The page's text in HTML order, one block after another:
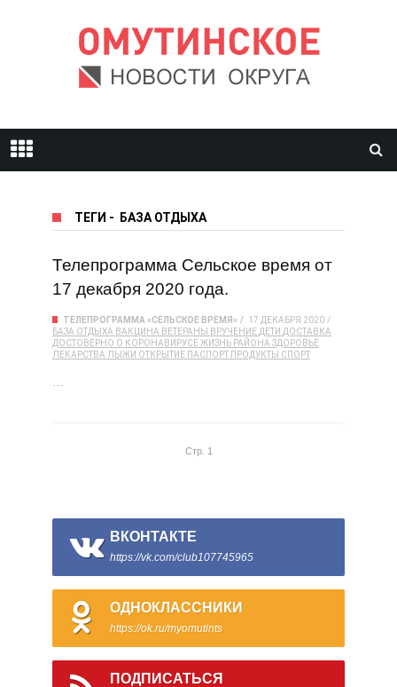
ТЕГИ - БАЗА ОТДЫХА
Телепрограмма Сельское время от
17 декабря 2020 года.
ТЕЛЕПРОГРАММА «СЕЛЬСКОЕ ВРЕМЯ»
17 ДЕКАБРЯ 2020
БАЗА ОТДЫХА ВАКЦИНА ВЕТЕРАНЫ ВРУЧЕНИЕ ДЕТИ ДОСТАВКА
ДОСТОВЕРНО О КОРОНАВИРУСЕЖИЗНЬ РАЙОНА ЗДОРОВЬЕ
ЛЕКАРСТВА ЛЫЖИ ОТКРЫТИЕ ПАСПОРТ ПРОДУКТЫ СПОРТ
…
Стр. 1
ВКОНТАКТЕ
https://vk.com/club107745965
ОДНОКЛАССНИКИ
https://ok.ru/myomutints
ПОДПИСАТЬСЯ